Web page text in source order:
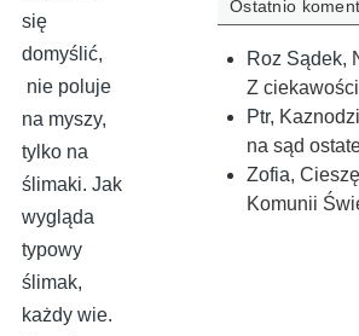
się
domyślić,
nie poluje
na myszy,
tylko na
ślimaki. Jak
wygląda
typowy
ślimak,
każdy wie.
Ostatnio
Roz Sądek,
Z
Ptr,
na sąd
Zofia,
Komunii